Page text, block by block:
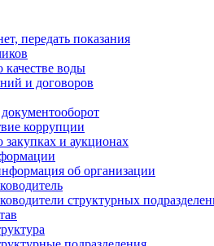
передать показания
воды
и договоров
коррупции
и аукционах
об организации
структурных